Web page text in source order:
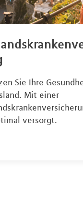
Sie Ihre
Mit einer
versorgt.